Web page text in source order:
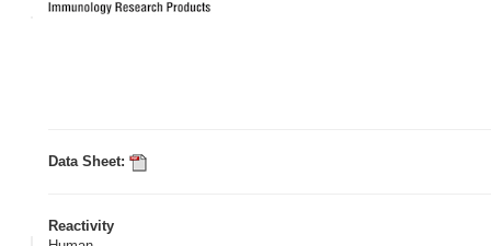
Data Sheet:
Reactivity